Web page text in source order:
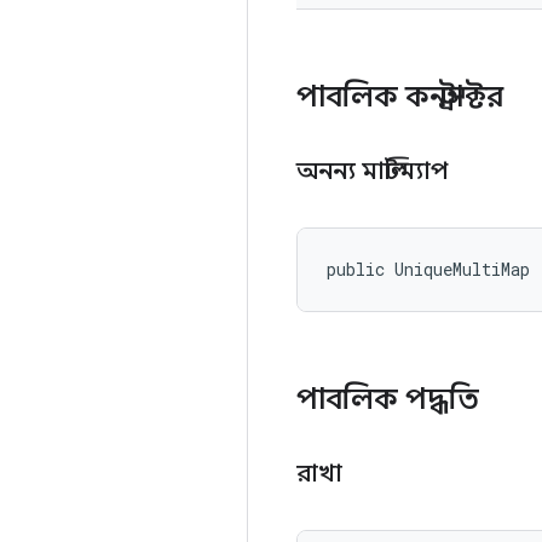
পাবলিক কনস্ট্রাক্টর
অনন্য মাল্টিম্যাপ
public
পাবলিক পদ্ধতি
রাখা